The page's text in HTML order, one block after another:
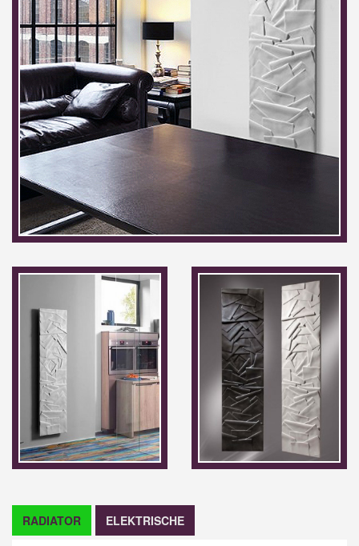
RADIATOR ELEKTRISCHE